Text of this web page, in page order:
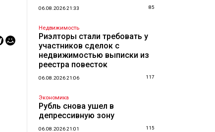
06.08.2026 21:33 85
Недвижимость
Риэлторы стали требовать у
участников сделок с
недвижимостью выписки из
реестра повесток
06.08.2026 21:06 117
Экономика
Рубль снова ушел в
депрессивную зону
06.08.2026 21:01 115